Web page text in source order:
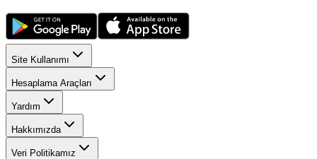
Site Kullanımı
Hesaplama Araçları
Yardım
Hakkımızda
Veri Politikamız